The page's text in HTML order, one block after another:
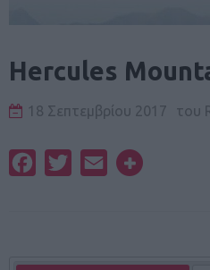
Hercules
18 Σεπτεμβρίου 2017 του
FacebookTwitterEmail